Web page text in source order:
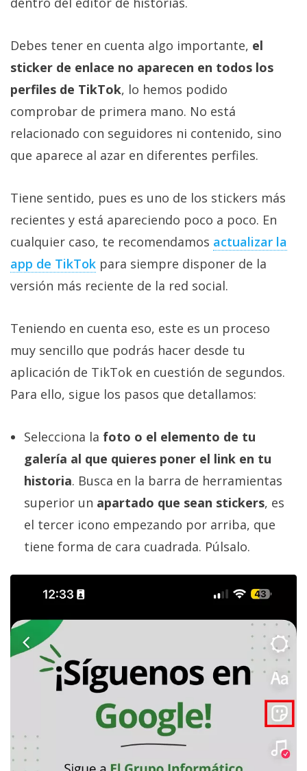
Debes tener en cuenta algo importante, el
sticker de enlace no aparecen en todos los
perfiles de TikTok, lo hemos podido
comprobar de primera mano. No está
relacionado con seguidores ni contenido, sino
que aparece al azar en diferentes perfiles.
Tiene sentido, pues es uno de los stickers más
recientes y está apareciendo poco a poco. En
cualquier caso, te recomendamos actualizar la
app de TikTok‎ para siempre disponer de la
versión más reciente de la red social.
Teniendo en cuenta eso, este es un proceso
muy sencillo que podrás hacer desde tu
aplicación de TikTok en cuestión de segundos.
Para ello, sigue los pasos que detallamos:
Selecciona la foto o el elemento de tu
galería al que quieres poner el link en tu
historia. Busca en la barra de herramientas
superior un apartado que sean stickers, es
el tercer icono empezando por arriba, que
tiene forma de cara cuadrada. Púlsalo.